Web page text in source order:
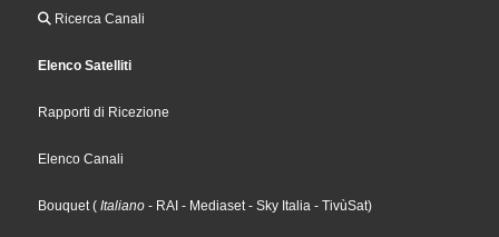
Ricerca Canali
Elenco Satelliti
Rapporti di Ricezione
Elenco Canali
Bouquet ( Italiano - RAI - Mediaset - Sky Italia - TivùSat)